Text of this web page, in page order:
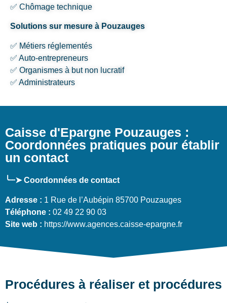
✅ Chômage technique
Solutions sur mesure à Pouzauges
✅ Métiers réglementés
✅ Auto-entrepreneurs
✅ Organismes à but non lucratif
✅ Administrateurs
Caisse d'Epargne Pouzauges :
Coordonnées pratiques pour établir
un contact
╰┈➤ Coordonnées de contact
Adresse : 1 Rue de l’Aubépin 85700 Pouzauges
Téléphone : 02 49 22 90 03
Site web : https://www.agences.caisse-epargne.fr
Procédures à réaliser et procédures